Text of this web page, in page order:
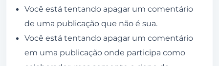
Você está tentando apagar um comentário
de uma publicação que não é sua.
Você está tentando apagar um comentário
em uma publicação onde participa como